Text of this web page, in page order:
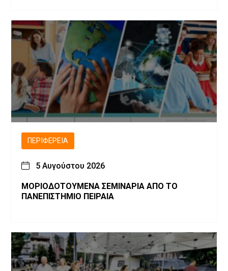
ΠΕΡΙΦΈΡΕΙΑ
5 Αυγούστου 2026
ΜΟΡΙΟΔΟΤΟΥΜΕΝΑ ΣΕΜΙΝΑΡΙΑ ΑΠΟ ΤΟ
ΠΑΝΕΠΙΣΤΗΜΙΟ ΠΕΙΡΑΙΑ